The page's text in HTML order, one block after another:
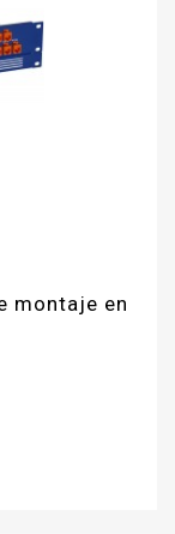
montaje en